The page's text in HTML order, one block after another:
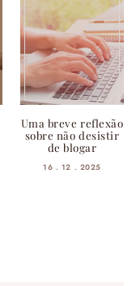
Uma breve reflexão
sobre não desistir
de blogar
16 . 12 . 2025